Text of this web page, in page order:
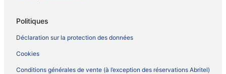
Politiques
Déclaration sur la protection des données
Cookies
Conditions générales de vente (à l’exception des réservations Abritel)